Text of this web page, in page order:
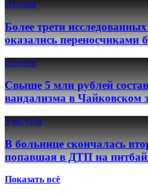
сегодня
Более трети
оказались переносчиками
сегодня
Свыше 5 млн рублей
вандализма в Чайковском
5 августа
В больнице скончалась
попавшая в ДТП на
Показать всё